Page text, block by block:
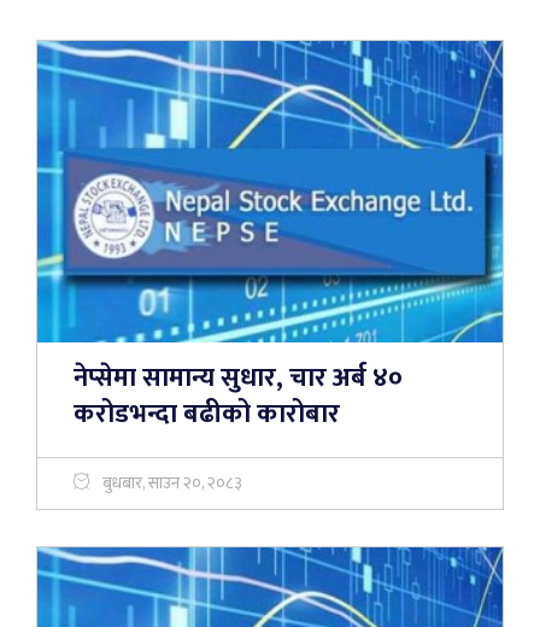
नेप्सेमा सामान्य सुधार, चार अर्ब ४०
करोडभन्दा बढीको कारोबार
बुधबार, साउन २०, २०८३